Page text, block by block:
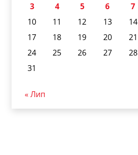
3
4 5 6 7
10
11 12 13 14
17
18 19 20 21
24
25 26 27 28
31
« Лип